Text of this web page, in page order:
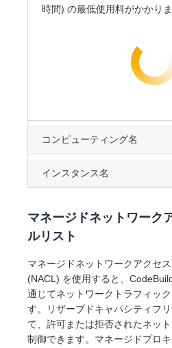
時間) の最低使用料がかかりま
コンピューティング名
インスタンス名
マネージドネットワーク
ルリスト
マネージドネットワークアクセ
(NACL) を使用すると、
通じてネットワークトラフィッ
す。リザーブドキャパシティフ
て、許可または拒否されたネッ
制御できます。マネージドプロ